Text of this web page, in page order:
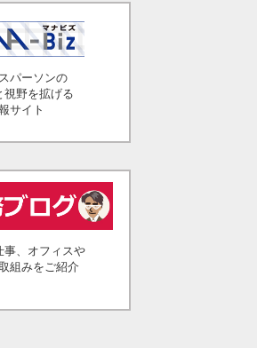
パーソンの
視野を拡げる
サイト
事、オフィスや
組みをご紹介